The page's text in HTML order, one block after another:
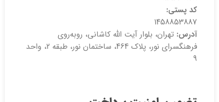
کد پستی:
1458853887
آدرس: تهران، بلوار آیت الله کاشانی، روبه‌روی
فرهنگسرای نور، پلاک 464، ساختمان نور، طبقه 2، واحد
9